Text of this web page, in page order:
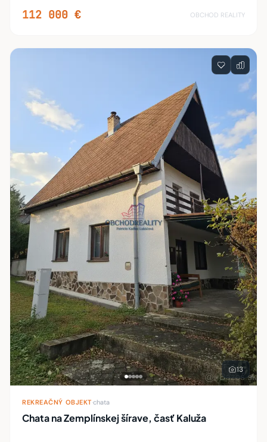
Chata je situovaná na mierne sva
112 000 € OBCHOD REALITY
13
REKREAČNÝ OBJEKT·chata
Chata na Zemplínskej šírave, časť Kaluža